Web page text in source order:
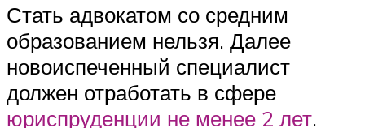
Стать адвокатом со средним
образованием нельзя. Далее
новоиспеченный специалист
должен отработать в сфере
юриспруденции не менее 2 лет.